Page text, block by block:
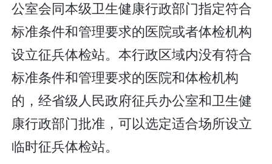
公室会同本级卫生健康行政部门指定符合
标准条件和管理要求的医院或者体检机构
设立征兵体检站。本行政区域内没有符合
标准条件和管理要求的医院和体检机构
的，经省级人民政府征兵办公室和卫生健
康行政部门批准，可以选定适合场所设立
临时征兵体检站。